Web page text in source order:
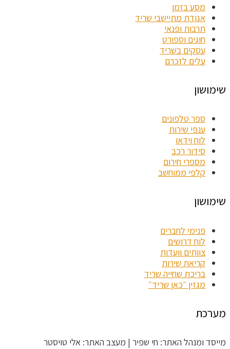
מסע בזמן
אגודת מתיישבי שריד
תרבות ופנאי
חוגים וספורט
עסקים בשריד
עלים לזכרם
שימושון
ספר טלפונים
ענפי שירות
לוח וידאו
סידור רכב
מספרי חירום
קלפי ממוחשב
שימושון
פנימי לחברים
לוח דרושים
צוותים וועדות
קריאת שירות
בריכת שחייה שריד
מגזין ״כאן שריד״
מערכת
מייסד ומנהל האתר: חי שפיר | מעצב האתר: אלי טויסטר